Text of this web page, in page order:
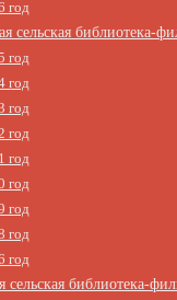
год
сельская библиотека-
год
год
год
год
год
год
год
год
год
сельская библиотека-